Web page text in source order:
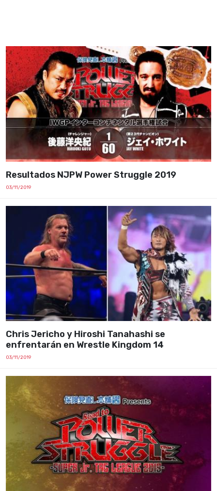
Resultados NJPW Power Struggle 2019
03/11/2019
Chris Jericho y Hiroshi Tanahashi se
enfrentarán en Wrestle Kingdom 14
03/11/2019